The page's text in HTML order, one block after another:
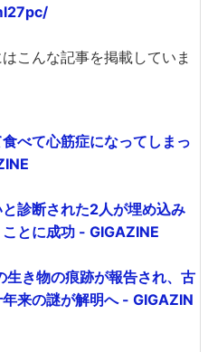
こんな記事を掲載していま
べて心筋症になってしまっ
診断された2人が埋め込み
とに成功 - GIGAZINE
き物の痕跡が報告され、古
来の謎が解明へ - GIGAZIN